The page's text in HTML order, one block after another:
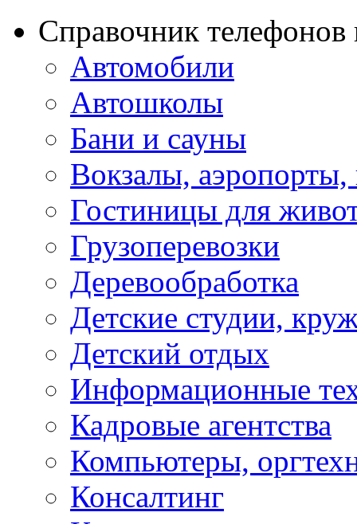
Справочник
Автомобили
Автошколы
Бани и сауны
Вокзалы,
Гостиницы для
Грузоперевозки
Деревообработка
Детские студии,
Детский отдых
Информационные
Кадровые агентства
Компьютеры,
Консалтинг